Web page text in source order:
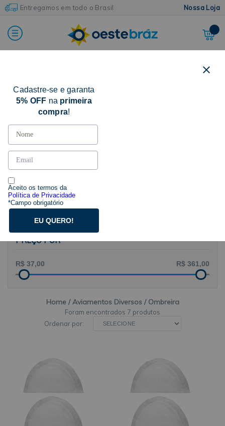
Entregamos em todo o Brasil Nossa Loja
FILTRAR POR
CATEGORIA
MARCAS
EDYMAIS
PEGORARI
PREÇO POR
Home Aviamentos Diversos Ombreira
7 produtos
Ordenar por:
Cadastre-se e garanta
5% OFF na primeira
compra!
Aceito os termos da
Política de Privacidade
*Campo obrigatório
EU QUERO!